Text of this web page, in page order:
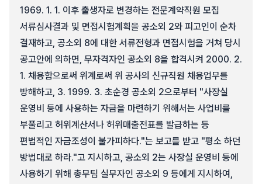
1969. 1. 1. 이후 출생자로 변경하는 전문계약직원 모집
서류심사결과 및 면접시험계획을 공소외 2와 피고인이 순차
결재하고, 공소외 8에 대한 서류전형과 면접시험을 거쳐 당시
공고안에 의하면, 무자격자인 공소외 8을 합격시켜 2000. 2.
1. 채용함으로써 위계로써 위 공사의 신규직원 채용업무를
방해하고, 3. 1999. 3. 초순경 공소외 2으로부터 "사장실
운영비 등에 사용하는 자금을 마련하기 위해서는 사업비를
부풀리고 허위계산서나 허위매출전표를 발급하는 등
편법적인 자금조성이 불가피하다."는 보고를 받고 "평소 하던
방법대로 하라."고 지시하고, 공소외 2는 사장실 운영비 등에
사용하기 위해 총무팀 실무자인 공소외 9 등에게 지시하여,